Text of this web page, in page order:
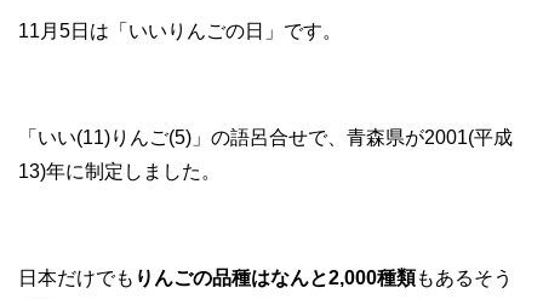
11月5日は「いいりんごの日」です。
「いい(11)りんご(5)」の語呂合せで、青森県が2001(平成
13)年に制定しました。
日本だけでも りんごの品種はなんと2,000種類もあるそう